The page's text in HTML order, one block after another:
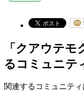
「クアウテ
るコミュニテ
関連するコミュニテ